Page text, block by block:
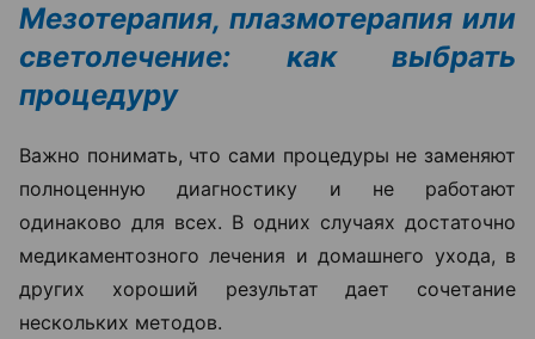
Мезотерапия, плазмотерапия или
светолечение: как выбрать
процедуру
Важно понимать, что сами процедуры не заменяют
полноценную диагностику и не работают
одинаково для всех. В одних случаях достаточно
медикаментозного лечения и домашнего ухода, в
других хороший результат дает сочетание
нескольких методов.